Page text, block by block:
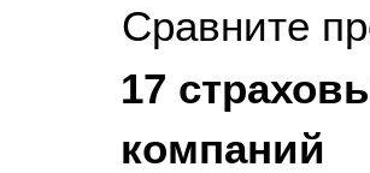
Сравните
17
компаний